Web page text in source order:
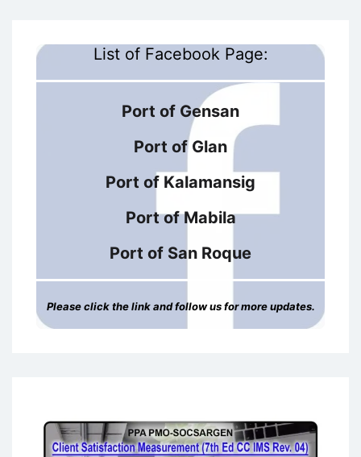
List of Facebook Page:
Port of Gensan
Port of Glan
Port of Kalamansig
Port of Mabila
Port of San Roque
Please click the link and follow us for more updates.